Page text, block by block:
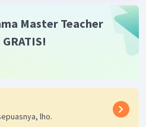
Master Teacher
lho.